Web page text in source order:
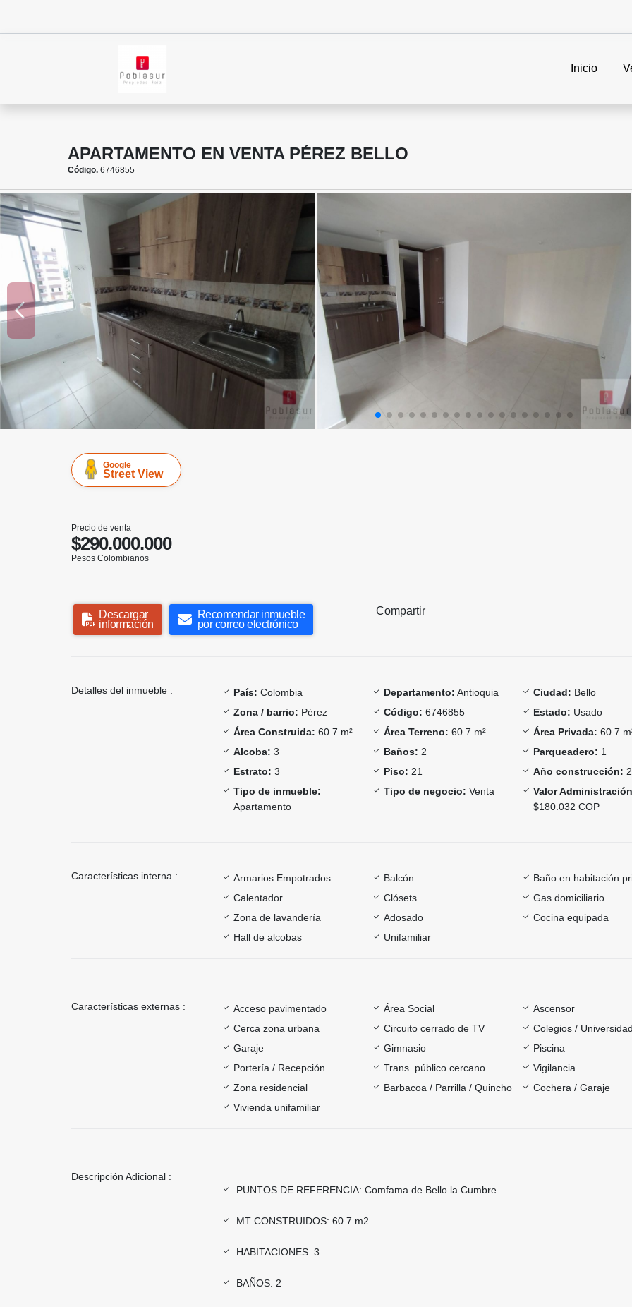
Inicio
APARTAMENTO EN VENTA PÉREZ BELLO
Código. 6746855
Google
Street View
Precio de venta
$290.000.000
Pesos Colombianos
Descargar
información
Recomendar inmueble
por correo electrónico
Compartir
Detalles del inmueble : País: Colombia Departamento: Antioquia Ciudad: Bello
Zona / barrio: Pérez Código: 6746855 Estado: Usado
Área Construida: 60.7 m² Área Terreno: 60.7 m² Área Privada: 60.7
Alcoba: 3 Baños: 2 Parqueadero: 1
Estrato: 3 Piso: 21 Año construcción:
Tipo de inmueble:
Apartamento
Tipo de negocio: Venta
Valor
$180.032 COP
Características interna : Armarios Empotrados Balcón
Baño en habitación
Calentador
Clósets
Gas domiciliario
Zona de lavandería
Adosado
Cocina equipada
Hall de alcobas
Unifamiliar
Características externas : Acceso pavimentado Área Social
Ascensor
Cerca zona urbana
Circuito cerrado de TV
Colegios /
Garaje
Gimnasio
Piscina
Portería / Recepción
Trans. público cercano
Vigilancia
Zona residencial
Barbacoa / Parrilla / Quincho
Cochera / Garaje
Vivienda unifamiliar
Descripción Adicional :
PUNTOS DE REFERENCIA: Comfama de Bello la Cumbre
MT CONSTRUIDOS: 60.7 m2
HABITACIONES: 3
BAÑOS: 2